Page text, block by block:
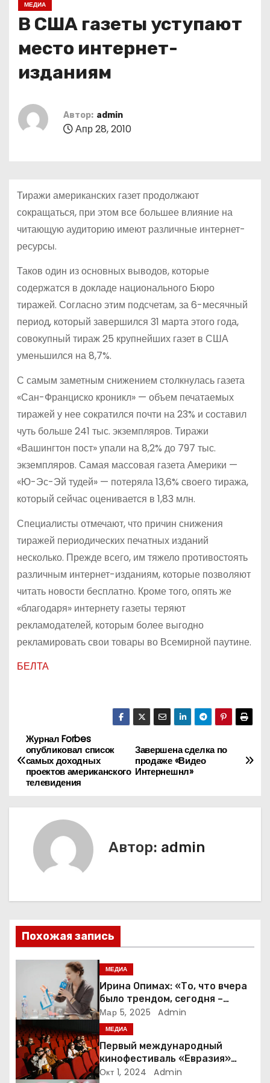
МЕДИА
В США газеты уступают
место интернет-
изданиям
Автор: admin
Апр 28, 2010
Тиражи американских газет продолжают
сокращаться, при этом все большее влияние на
читающую аудиторию имеют различные интернет-
ресурсы.
Таков один из основных выводов, которые
содержатся в докладе национального Бюро
тиражей. Согласно этим подсчетам, за 6-месячный
период, который завершился 31 марта этого года,
совокупный тираж 25 крупнейших газет в США
уменьшился на 8,7%.
С самым заметным снижением столкнулась газета
«Сан-Франциско кроникл» — объем печатаемых
тиражей у нее сократился почти на 23% и составил
чуть больше 241 тыс. экземпляров. Тиражи
«Вашингтон пост» упали на 8,2% до 797 тыс.
экземпляров. Самая массовая газета Америки —
«Ю-Эс-Эй тудей» — потеряла 13,6% своего тиража,
который сейчас оценивается в 1,83 млн.
Специалисты отмечают, что причин снижения
тиражей периодических печатных изданий
несколько. Прежде всего, им тяжело противостоять
различным интернет-изданиям, которые позволяют
читать новости бесплатно. Кроме того, опять же
«благодаря» интернету газеты теряют
рекламодателей, которым более выгодно
рекламировать свои товары во Всемирной паутине.
БЕЛТА
Н
а
ц
и
я
о
з
а
п
Завершена сделка по
продаже «Видео
Интернешнл»
Журнал Forbes
опубликовал список
самых доходных
проектов американского
телевидения
Автор: admin
Похожая запись
МЕДИА
Ирина Опимах: «То, что вчера
было трендом, сегодня –
норма»
Мар 5, 2025 Admin
МЕДИА
Первый международный
кинофестиваль «Евразия»
пройдет в Москве с 17 по 21
Окт 1, 2024 Admin